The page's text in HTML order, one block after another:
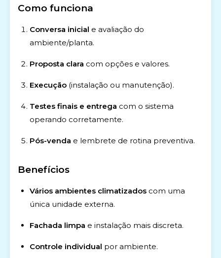
Como funciona
Conversa inicial e avaliação do
ambiente/planta.
Proposta clara com opções e valores.
Execução (instalação ou manutenção).
Testes finais e entrega com o sistema
operando corretamente.
Pós-venda e lembrete de rotina preventiva.
Benefícios
Vários ambientes climatizados com uma
única unidade externa.
Fachada limpa e instalação mais discreta.
Controle individual por ambiente.